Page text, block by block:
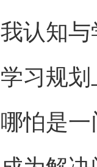
我认知
学习规划
哪怕是一